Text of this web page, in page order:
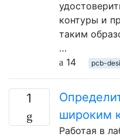
контуры и
таким
…
14
pcb-
1
широким
Работая в